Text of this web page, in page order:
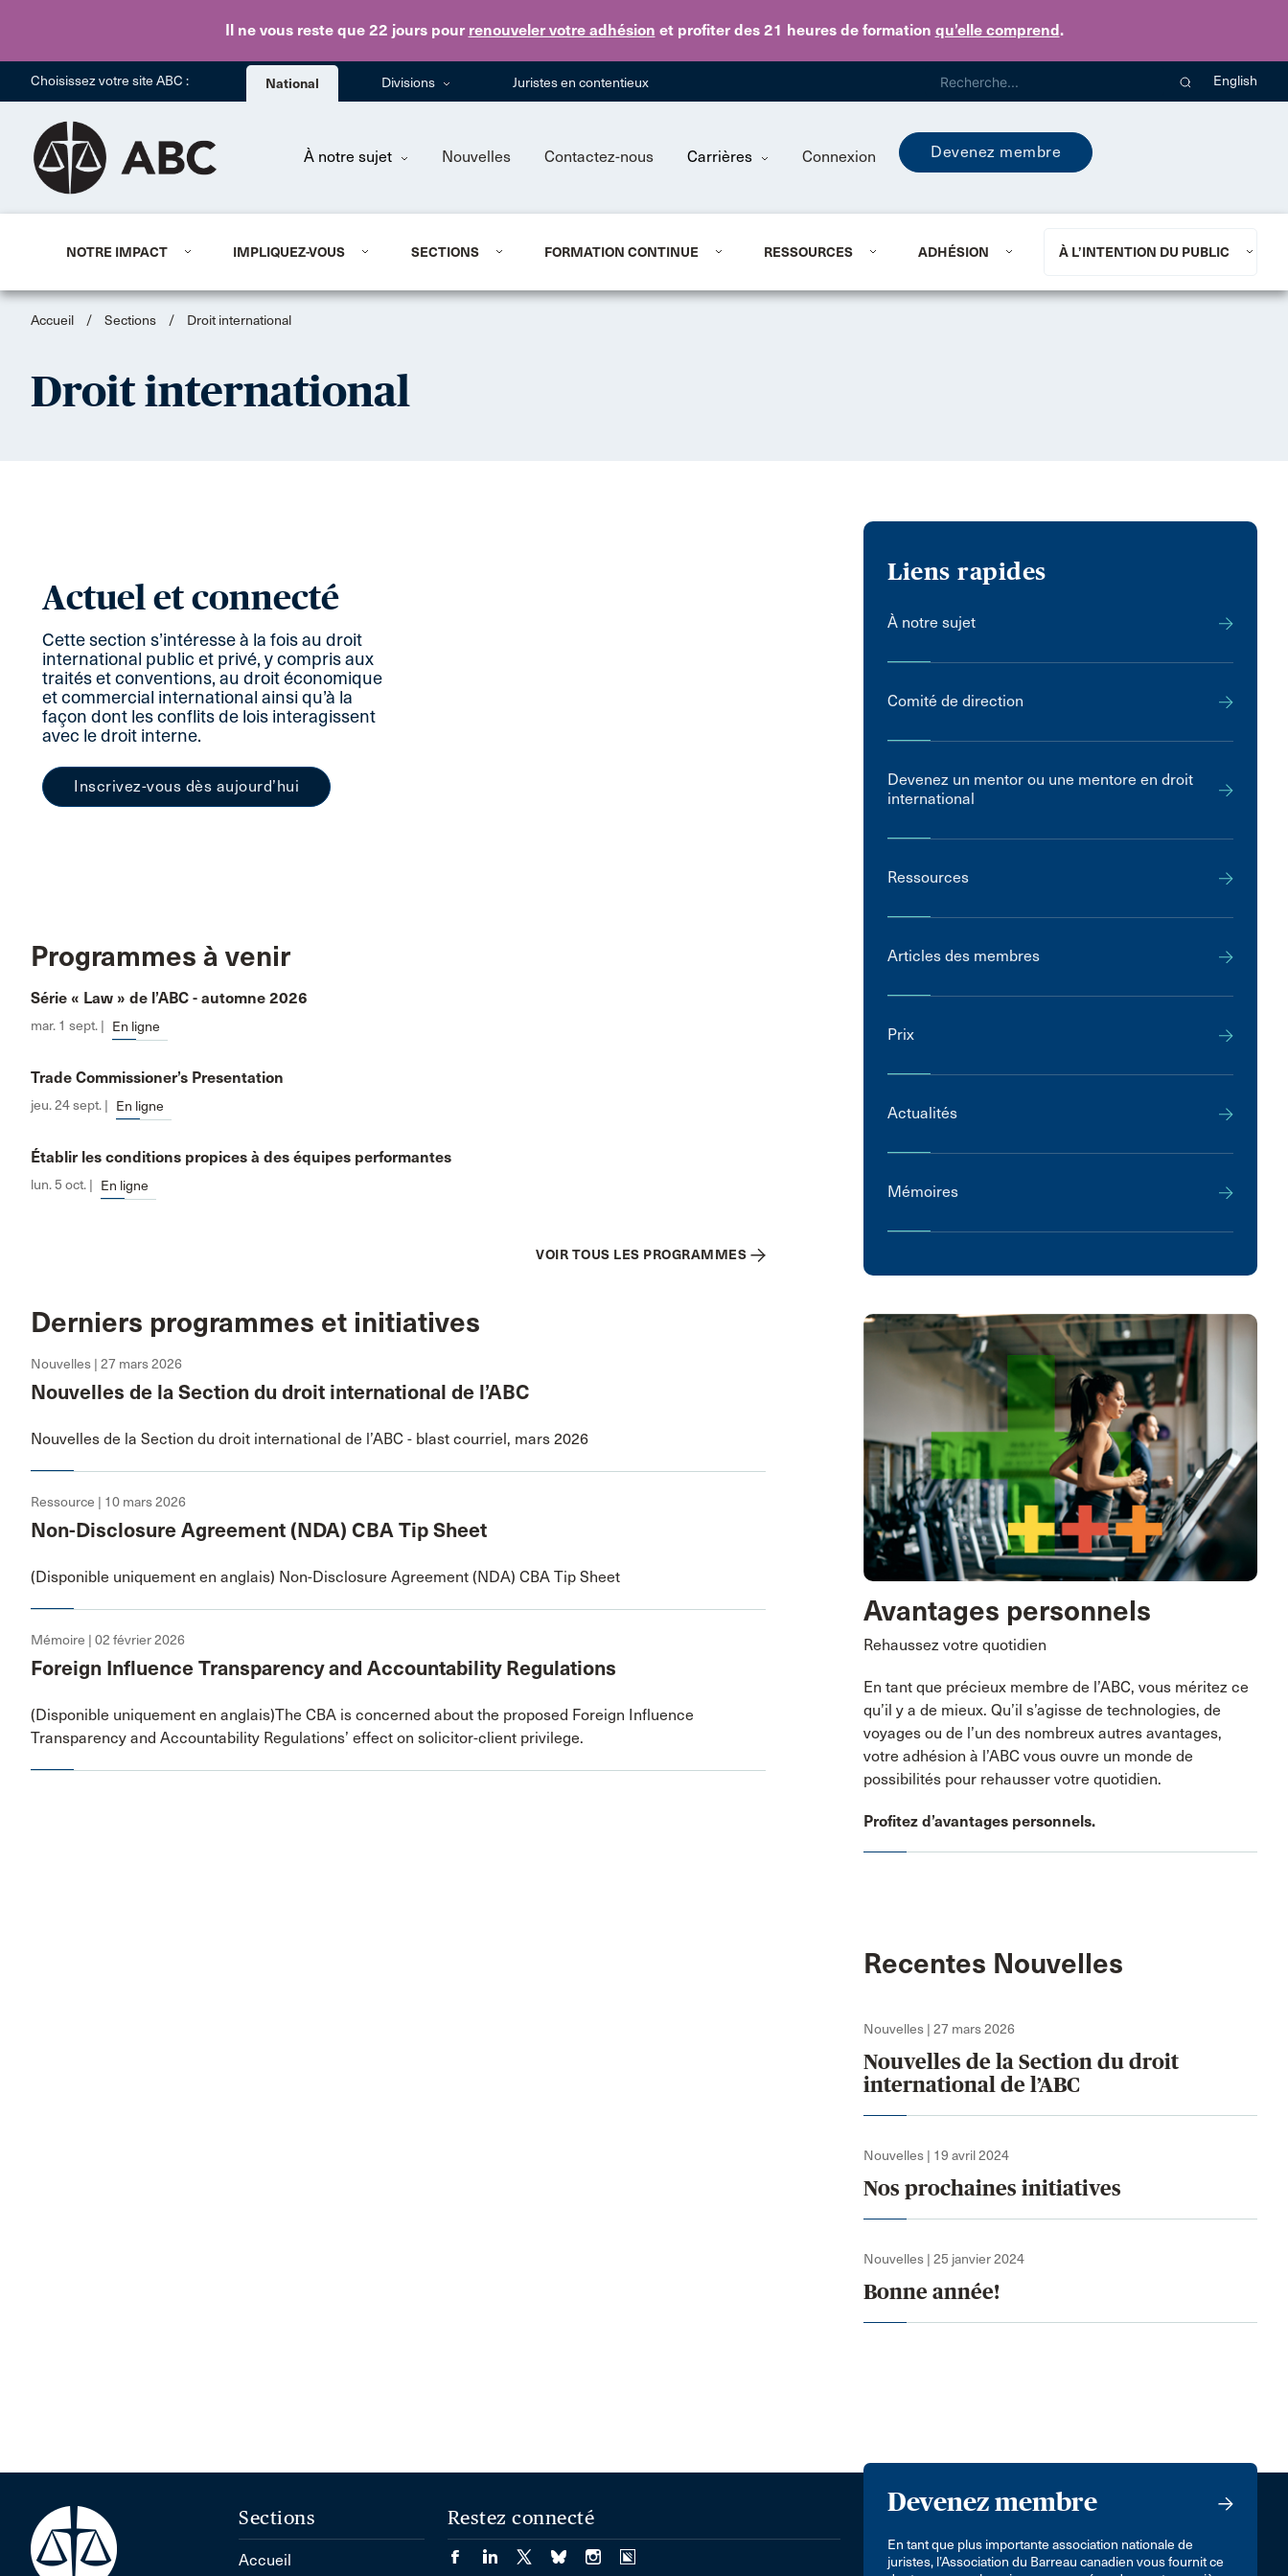
Il ne vous reste que 22 jourspour renouveler votre adhésion et profiter des 21 heures de formation qu’elle comprend.
Skip to main content
Choisissez votre site ABC : National Divisions Juristes en contentieux English
À notre sujet Nouvelles Contactez-nous Carrières Connexion Devenez membre
NOTRE IMPACT IMPLIQUEZ-VOUS SECTIONS FORMATION CONTINUE RESSOURCES ADHÉSION À L’INTENTION DU PUBLIC
Accueil / Sections / Droit international
Droit international
Actuel et connecté
Cette section s’intéresse à la fois au droit
international public et privé, y compris aux
traités et conventions, au droit économique
et commercial international ainsi qu’à la
façon dont les conflits de lois interagissent
avec le droit interne.
Inscrivez-vous dès aujourd’hui
Programmes à venir
Série « Law » de l’ABC - automne 2026
mar. 1 sept. | En ligne
Trade Commissioner’s Presentation
jeu. 24 sept. | En ligne
Établir les conditions propices à des équipes performantes
lun. 5 oct. | En ligne
VOIR TOUS LES PROGRAMMES
Derniers programmes et initiatives
Nouvelles | 27 mars 2026
Nouvelles de la Section du droit international de l’ABC
Nouvelles de la Section du droit international de l’ABC - blast courriel, mars 2026
Ressource | 10 mars 2026
Non-Disclosure Agreement (NDA) CBA Tip Sheet
(Disponible uniquement en anglais) Non-Disclosure Agreement (NDA) CBA Tip Sheet
Mémoire | 02 février 2026
Foreign Influence Transparency and Accountability Regulations
(Disponible uniquement en anglais)The CBA is concerned about the proposed Foreign Influence
Transparency and Accountability Regulations’ effect on solicitor-client privilege.
Liens rapides
À notre sujet
Comité de direction
Devenez un mentor ou une mentore en droit
international
Ressources
Articles des membres
Prix
Actualités
Mémoires
Avantages personnels
Rehaussez votre quotidien
En tant que précieux membre de l’ABC, vous méritez ce
qu’il y a de mieux. Qu’il s’agisse de technologies, de
voyages ou de l’un des nombreux autres avantages,
votre adhésion à l’ABC vous ouvre un monde de
possibilités pour rehausser votre quotidien.
Profitez d’avantages personnels.
Recentes Nouvelles
Nouvelles | 27 mars 2026
Nouvelles de la Section du droit
international de l’ABC
Nouvelles | 19 avril 2024
Nos prochaines initiatives
Nouvelles | 25 janvier 2024
Bonne année!
Devenez membre
En tant que plus importante association nationale de
juristes, l’Association du Barreau canadien vous fournit ce
Sections
Accueil
Restez connecté